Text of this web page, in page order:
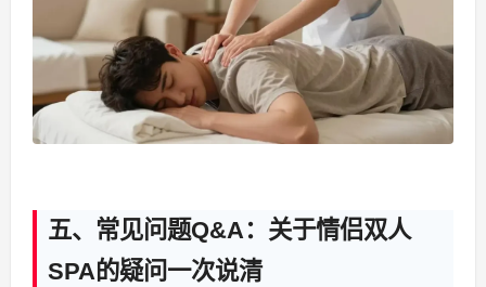
五、常见问题Q&A：关于情侣双人
SPA的疑问一次说清